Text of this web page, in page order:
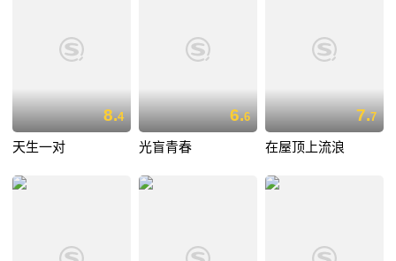
8.4
天生一对
6.6
光盲青春
7.7
在屋顶上流浪